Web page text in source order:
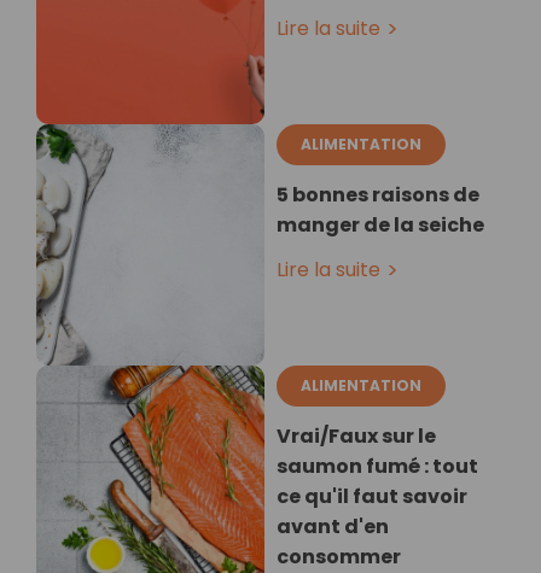
Lire la suite
ALIMENTATION
5 bonnes raisons de
manger de la seiche
Lire la suite
ALIMENTATION
Vrai/Faux sur le
saumon fumé : tout
ce qu'il faut savoir
avant d'en
consommer